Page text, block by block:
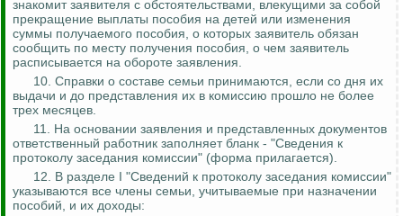
знакомит заявителя с обстоятельствами, влекущими за собой
прекращение выплаты пособия на детей или изменения
суммы получаемого пособия, о которых заявитель обязан
сообщить по месту получения пособия, о чем заявитель
расписывается на обороте заявления.
10. Справки о составе семьи принимаются, если со дня их
выдачи и до представления их в комиссию прошло не более
трех месяцев.
11. На основании заявления и представленных документов
ответственный работник заполняет бланк - "Сведения к
протоколу заседания комиссии" (форма прилагается).
12. В разделе I "Сведений к протоколу заседания комиссии"
указываются все члены семьи, учитываемые при назначении
пособий, и их доходы: